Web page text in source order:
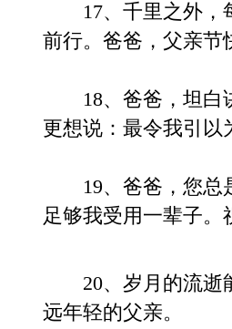
17、千里之外，每
前行。爸爸，父亲节
18、爸爸，坦白讲
更想说：最令我引
19、爸爸，您总是
足够我受用一辈子。
20、岁月的流逝能
远年轻的父亲。